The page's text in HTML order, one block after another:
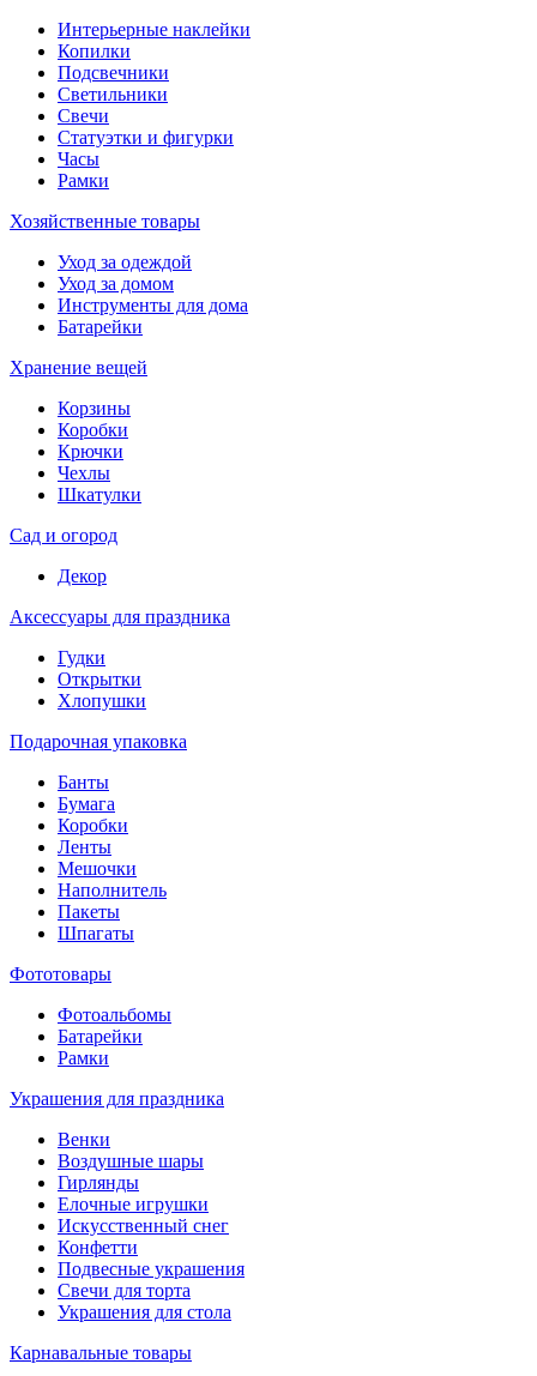
Интерьерные наклейки
Копилки
Подсвечники
Светильники
Свечи
Статуэтки и фигурки
Часы
Рамки
Хозяйственные товары
Уход за одеждой
Уход за домом
Инструменты для дома
Батарейки
Хранение вещей
Корзины
Коробки
Крючки
Чехлы
Шкатулки
Сад и огород
Декор
Аксессуары для праздника
Гудки
Открытки
Хлопушки
Подарочная упаковка
Банты
Бумага
Коробки
Ленты
Мешочки
Наполнитель
Пакеты
Шпагаты
Фототовары
Фотоальбомы
Батарейки
Рамки
Украшения для праздника
Венки
Воздушные шары
Гирлянды
Елочные игрушки
Искусственный снег
Конфетти
Подвесные украшения
Свечи для торта
Украшения для стола
Карнавальные товары